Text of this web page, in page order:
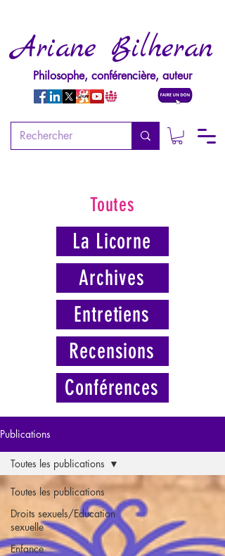
Ariane Bilheran
Philosophe, conférencière, auteur
Toutes
La Licorne
Archives
Entretiens
Recensions
Conférences
Publications
Toutes les publications
Droits sexuels/Education
sexuelle
Enfance
Toutes les publications